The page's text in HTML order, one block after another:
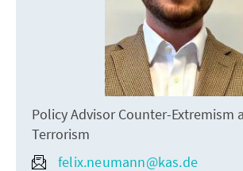
Policy Advisor Counter-Extremism
Terrorism
felix.neumann@kas.de